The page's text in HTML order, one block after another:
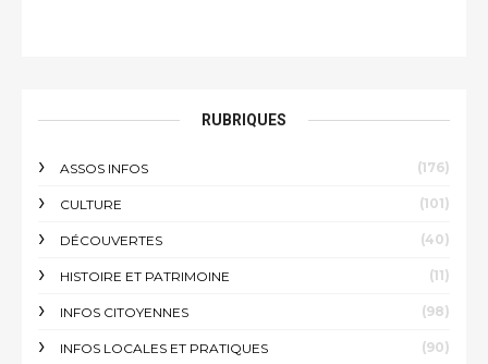
RUBRIQUES
ASSOS INFOS (176)
CULTURE (101)
DÉCOUVERTES (40)
HISTOIRE ET PATRIMOINE (11)
INFOS CITOYENNES (98)
INFOS LOCALES ET PRATIQUES (90)